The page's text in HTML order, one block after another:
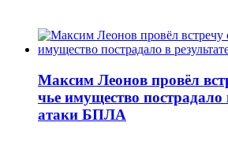
Максим Леонов провёл
чье имущество пострадало
атаки БПЛА